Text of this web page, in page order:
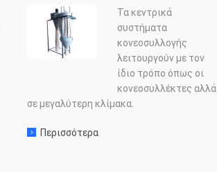
Τα κεντρικά
συστήματα
κονεοσυλλογής
λειτουργούν με τον
ίδιο τρόπο όπως οι
κονεοσυλλέκτες αλλά
σε μεγαλύτερη κλίμακα.
Περισσότερα